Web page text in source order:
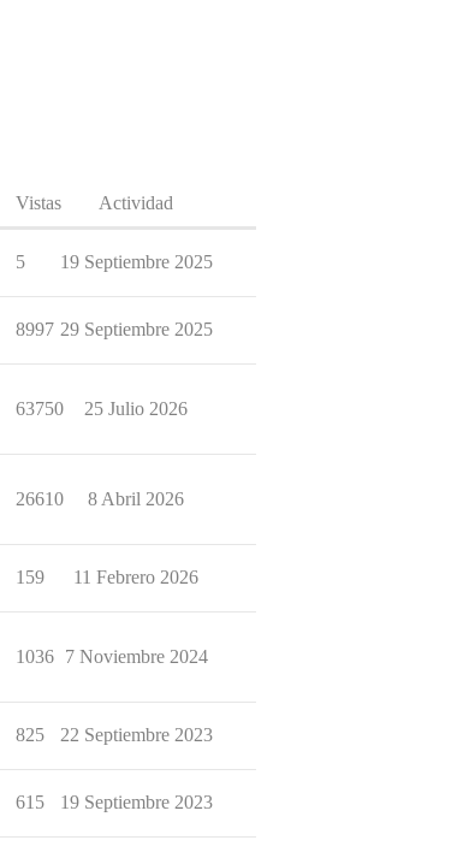
Vistas Actividad
5 19 Septiembre 2025
8997 29 Septiembre 2025
63750 25 Julio 2026
26610 8 Abril 2026
159 11 Febrero 2026
1036 7 Noviembre 2024
825 22 Septiembre 2023
615 19 Septiembre 2023